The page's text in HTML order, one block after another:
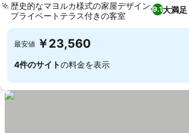
9.1大満足
歴史的なマヨルカ様式の家屋デザイン,
プライベートテラス付きの客室
最安値 ￥23,560
4件のサイトの料金を表示